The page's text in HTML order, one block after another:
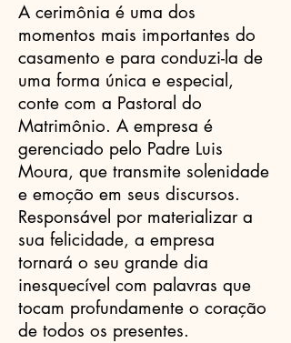
A cerimônia é uma dos
momentos mais importantes do
casamento e para conduzi-la de
uma forma única e especial,
conte com a Pastoral do
Matrimônio. A empresa é
gerenciado pelo Padre Luis
Moura, que transmite solenidade
e emoção em seus discursos.
Responsável por materializar a
sua felicidade, a empresa
tornará o seu grande dia
inesquecível com palavras que
tocam profundamente o coração
de todos os presentes.